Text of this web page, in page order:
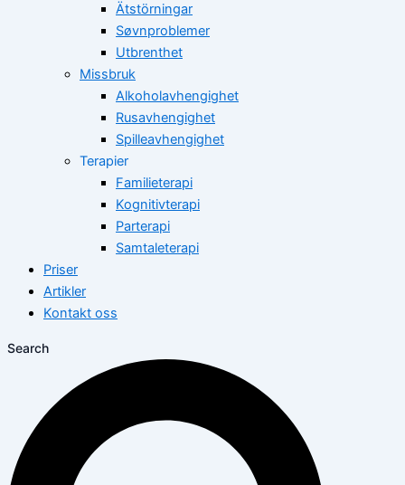
Ätstörningar
Søvnproblemer
Utbrenthet
Missbruk
Alkoholavhengighet
Rusavhengighet
Spilleavhengighet
Terapier
Familieterapi
Kognitivterapi
Parterapi
Samtaleterapi
Priser
Artikler
Kontakt oss
Search